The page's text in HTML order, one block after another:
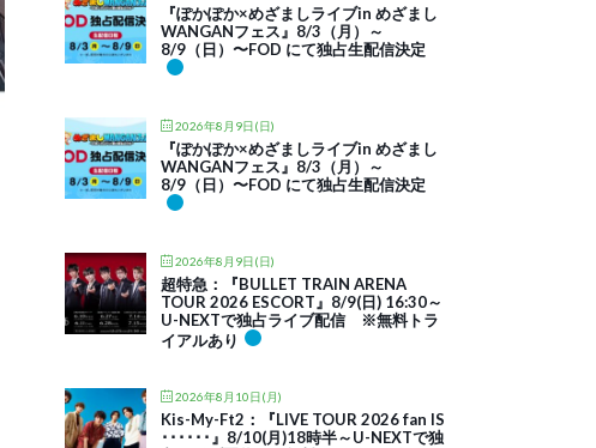
『ぽかぽか×めざましライブin めざまし
WANGANフェス』8/3（月）～
8/9（日）〜FOD にて独占生配信決定
2026年8月9日(日)
『ぽかぽか×めざましライブin めざまし
WANGANフェス』8/3（月）～
8/9（日）〜FOD にて独占生配信決定
2026年8月9日(日)
超特急：『BULLET TRAIN ARENA
TOUR 2026 ESCORT』8/9(日) 16:30～
U-NEXTで独占ライブ配信 ※無料トラ
イアルあり
2026年8月10日(月)
Kis-My-Ft2：『LIVE TOUR 2026 fan IS
･･････』8/10(月)18時半～U-NEXTで独